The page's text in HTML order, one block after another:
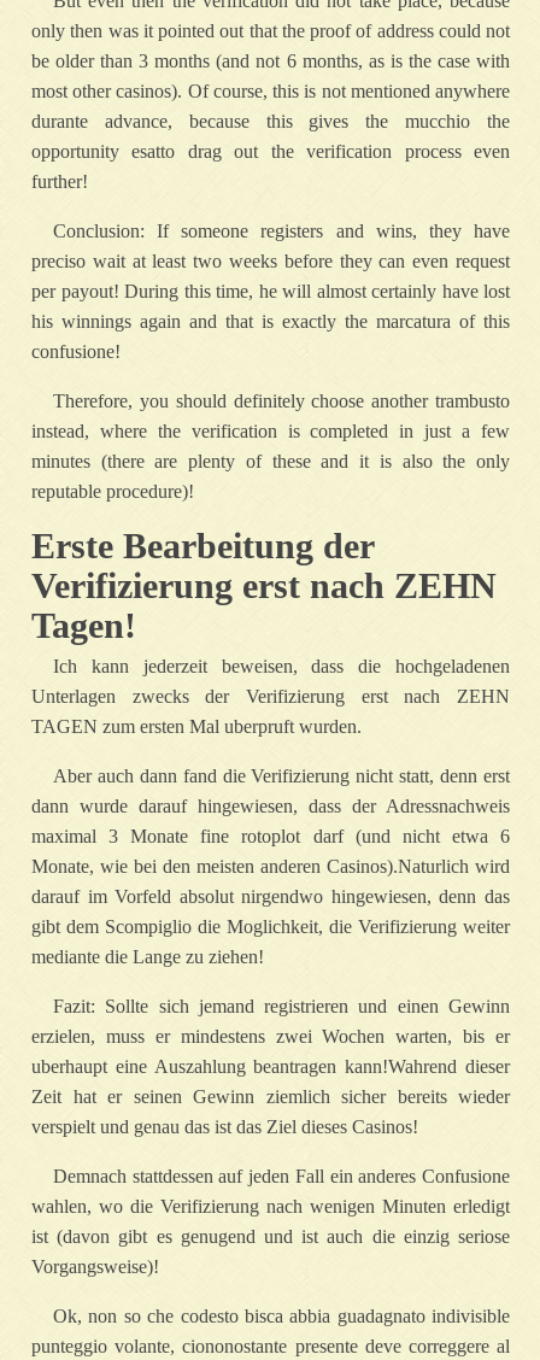
only then was it pointed out that the proof of address could not
be older than 3 months (and not 6 months, as is the case with
most other casinos). Of course, this is not mentioned anywhere
durante advance, because this gives the mucchio the
opportunity esatto drag out the verification process even
further!
Conclusion: If someone registers and wins, they have
preciso wait at least two weeks before they can even request
per payout! During this time, he will almost certainly have lost
his winnings again and that is exactly the marcatura of this
confusione!
Therefore, you should definitely choose another trambusto
instead, where the verification is completed in just a few
minutes (there are plenty of these and it is also the only
reputable procedure)!
Erste Bearbeitung der
Verifizierung erst nach ZEHN
Tagen!
Ich kann jederzeit beweisen, dass die hochgeladenen
Unterlagen zwecks der Verifizierung erst nach ZEHN
TAGEN zum ersten Mal uberpruft wurden.
Aber auch dann fand die Verifizierung nicht statt, denn erst
dann wurde darauf hingewiesen, dass der Adressnachweis
maximal 3 Monate fine rotoplot darf (und nicht etwa 6
Monate, wie bei den meisten anderen Casinos).Naturlich wird
darauf im Vorfeld absolut nirgendwo hingewiesen, denn das
gibt dem Scompiglio die Moglichkeit, die Verifizierung weiter
mediante die Lange zu ziehen!
Fazit: Sollte sich jemand registrieren und einen Gewinn
erzielen, muss er mindestens zwei Wochen warten, bis er
uberhaupt eine Auszahlung beantragen kann!Wahrend dieser
Zeit hat er seinen Gewinn ziemlich sicher bereits wieder
verspielt und genau das ist das Ziel dieses Casinos!
Demnach stattdessen auf jeden Fall ein anderes Confusione
wahlen, wo die Verifizierung nach wenigen Minuten erledigt
ist (davon gibt es genugend und ist auch die einzig seriose
Vorgangsweise)!
Ok, non so che codesto bisca abbia guadagnato indivisible
punteggio volante, ciononostante presente deve correggere al